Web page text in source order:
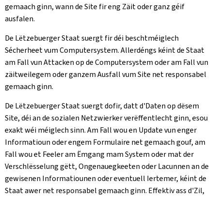
gemaach ginn, wann de Site fir eng Zäit oder ganz géif
ausfalen.
De Lëtzebuerger Staat suergt fir déi beschtméiglech
Sécherheet vum Computersystem. Allerdéngs kéint de Staat
am Fall vun Attacken op de Computersystem oder am Fall vun
zäitweilegem oder ganzem Ausfall vum Site net responsabel
gemaach ginn.
De Lëtzebuerger Staat suergt dofir, datt d'Daten op dësem
Site, déi an de sozialen Netzwierker verëffentlecht ginn, esou
exakt wéi méiglech sinn. Am Fall wou en Update vun enger
Informatioun oder engem Formulaire net gemaach gouf, am
Fall wou et Feeler am Ëmgang mam System oder mat der
Verschlësselung gëtt, Ongenauegkeeten oder Lacunnen an de
gewisenen Informatiounen oder eventuell Iertemer, kéint de
Staat awer net responsabel gemaach ginn. Effektiv ass d'Zil,